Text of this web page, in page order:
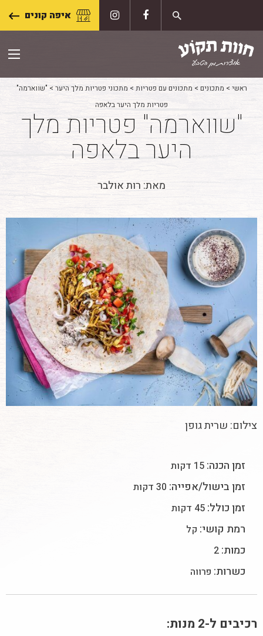
content
איפה קונים
ראשי > מתכונים > מתכונים עם פטריות > מתכוני פטריות מלך היער > "שווארמה"
פטריות מלך היער בלאפה
"שווארמה" פטריות מלך
היער בלאפה
מאת: רות אולבר
צילום: שרית גופן
זמן הכנה: 15 דקות
זמן בישול/אפייה: 30 דקות
זמן כולל: 45 דקות
רמת קושי: קל
כמות: 2
כשרות: פרווה
רכיבים ל-2 מנות: